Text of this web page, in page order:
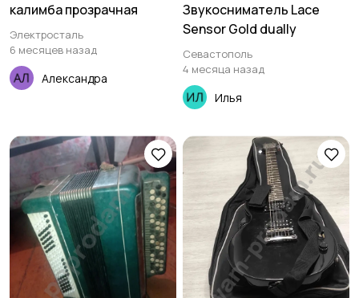
калимба прозрачная
Электросталь
6 месяцев назад
Александра
Звукосниматель Lace
Sensor Gold dually
Севастополь
4 месяца назад
Илья